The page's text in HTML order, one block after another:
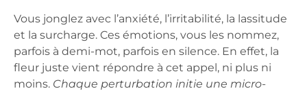
Vous jonglez avec l’anxiété, l’irritabilité, la lassitude
et la surcharge. Ces émotions, vous les nommez,
parfois à demi-mot, parfois en silence. En effet, la
fleur juste vient répondre à cet appel, ni plus ni
moins. Chaque perturbation initie une micro-